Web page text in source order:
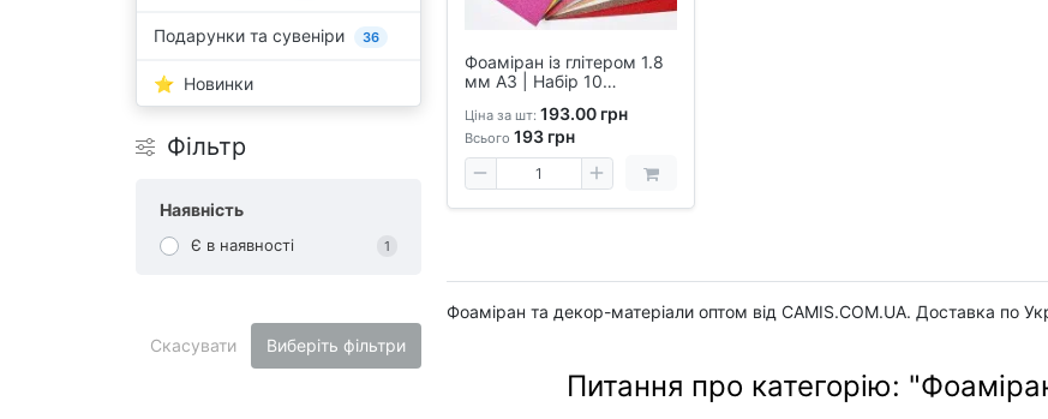
Подарунки та сувеніри 36
Новинки
Фільтр
Наявність
Є в наявності 1
Скасувати Виберіть фільтри
Фоаміран із глітером 1.8
мм А3 | Набір 10
Ціна за шт: 193.00 грн
Всього 193грн
Фоаміран та декор-матеріали оптом від CAMIS.COM.UA. Доставка по
Питання про категорію: